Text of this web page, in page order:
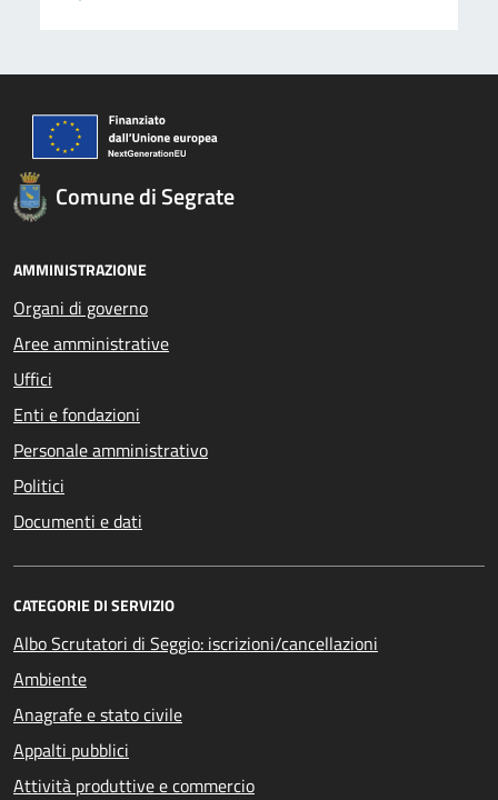
Comune di Segrate
AMMINISTRAZIONE
Organi di governo
Aree amministrative
Uffici
Enti e fondazioni
Personale amministrativo
Politici
Documenti e dati
CATEGORIE DI SERVIZIO
Albo Scrutatori di Seggio: iscrizioni/cancellazioni
Ambiente
Anagrafe e stato civile
Appalti pubblici
Attività produttive e commercio